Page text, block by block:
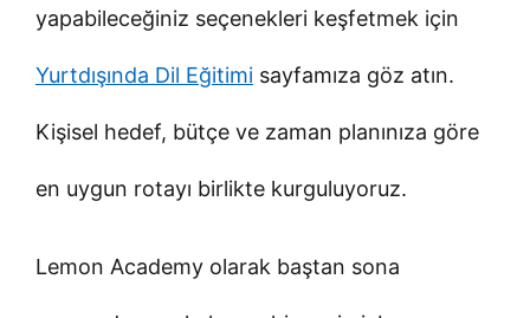
yapabileceğiniz seçenekleri keşfetmek için
Yurtdışında Dil Eğitimi sayfamıza göz atın.
Kişisel hedef, bütçe ve zaman planınıza göre
en uygun rotayı birlikte kurguluyoruz.
Lemon Academy olarak baştan sona